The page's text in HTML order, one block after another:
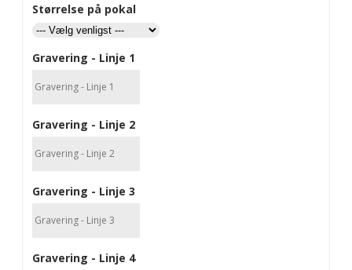
Størrelse på pokal
Gravering - Linje 1
Gravering - Linje 2
Gravering - Linje 3
Gravering - Linje 4